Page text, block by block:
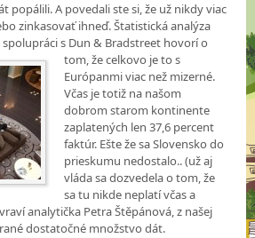
popálili. A povedali ste si, že už nikdy viac
zinkasovať ihneď. Štatistická analýza
s Dun & Bradstreet hovorí o
tom, že celkovo je to s
Európanmi viac než mizerné.
Včas je totiž na našom
dobrom starom kontinente
zaplatených len 37,6 percent
faktúr. Ešte že sa Slovensko do
prieskumu nedostalo.. (už aj
vláda sa dozvedela o tom, že
sa tu nikde neplatí včas a
analytička Petra Štěpánová, z našej
dostatočné množstvo dát.